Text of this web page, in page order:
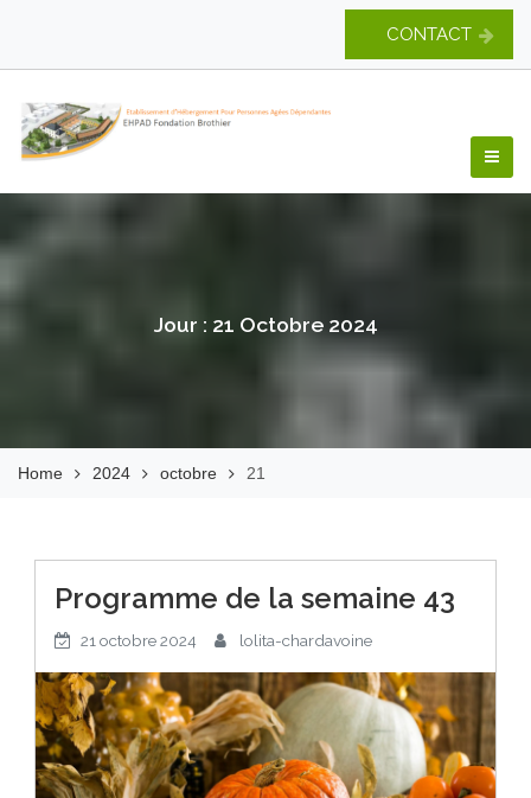
content
CONTACT
Jour : 21 Octobre 2024
Home 2024 octobre 21
Programme de la semaine 43
21 octobre 2024 lolita-chardavoine